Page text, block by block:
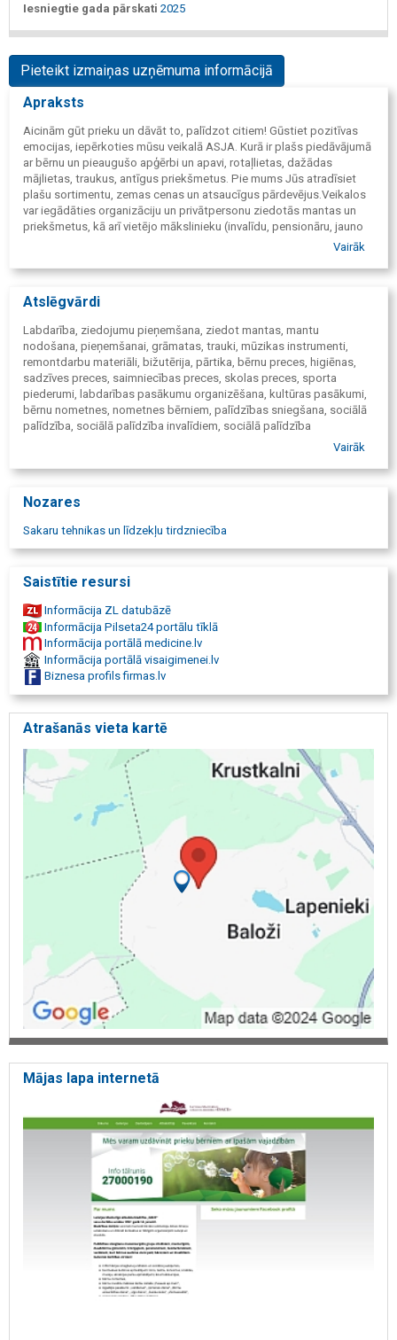
Iesniegtie gada pārskati 2025
Pieteikt izmaiņas uzņēmuma informācijā
Apraksts
Aicinām gūt prieku un dāvāt to, palīdzot citiem! Gūstiet pozitīvas
emocijas, iepērkoties mūsu veikalā ASJA. Kurā ir plašs piedāvājumā
ar bērnu un pieaugušo apģērbi un apavi, rotaļlietas, dažādas
mājlietas, traukus, antīgus priekšmetus. Pie mums Jūs atradīsiet
plašu sortimentu, zemas cenas un atsaucīgus pārdevējus.Veikalos
var iegādāties organizāciju un privātpersonu ziedotās mantas un
priekšmetus, kā arī vietējo mākslinieku (invalīdu, pensionāru, jauno
māmiņu) izstrādājumus par zemākām cenām. Ar savu pirkumu Jūs
Vairāk
Atslēgvārdi
Labdarība, ziedojumu pieņemšana, ziedot mantas, mantu
nodošana, pieņemšanai, grāmatas, trauki, mūzikas instrumenti,
remontdarbu materiāli, bižutērija, pārtika, bērnu preces, higiēnas,
sadzīves preces, saimniecības preces, skolas preces, sporta
piederumi, labdarības pasākumu organizēšana, kultūras pasākumi,
bērnu nometnes, nometnes bērniem, palīdzības sniegšana, sociālā
palīdzība, sociālā palīdzība invalīdiem, sociālā palīdzība
Vairāk
Nozares
Sakaru tehnikas un līdzekļu tirdzniecība
Saistītie resursi
Informācija ZL datubāzē
Informācija Pilseta24 portālu tīklā
Informācija portālā medicine.lv
Informācija portālā visaigimenei.lv
Biznesa profils firmas.lv
Atrašanās vieta kartē
Mājas lapa internetā